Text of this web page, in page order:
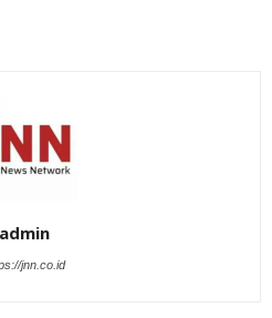
admin
jnn.co.id